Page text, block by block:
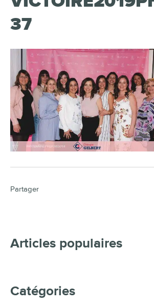
37
Partager
Articles populaires
Catégories